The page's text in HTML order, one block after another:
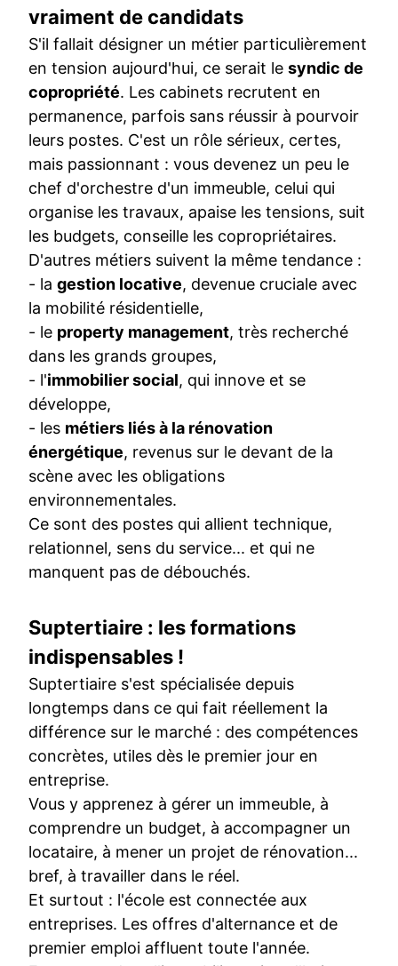
vraiment de candidats
S'il fallait désigner un métier particulièrement
en tension aujourd'hui, ce serait le syndic de
copropriété. Les cabinets recrutent en
permanence, parfois sans réussir à pourvoir
leurs postes. C'est un rôle sérieux, certes,
mais passionnant : vous devenez un peu le
chef d'orchestre d'un immeuble, celui qui
organise les travaux, apaise les tensions, suit
les budgets, conseille les copropriétaires.
D'autres métiers suivent la même tendance :
- la gestion locative, devenue cruciale avec
la mobilité résidentielle,
- le property management, très recherché
dans les grands groupes,
- l'immobilier social, qui innove et se
développe,
- les métiers liés à la rénovation
énergétique, revenus sur le devant de la
scène avec les obligations
environnementales.
Ce sont des postes qui allient technique,
relationnel, sens du service... et qui ne
manquent pas de débouchés.
Suptertiaire : les formations
indispensables !
Suptertiaire s'est spécialisée depuis
longtemps dans ce qui fait réellement la
différence sur le marché : des compétences
concrètes, utiles dès le premier jour en
entreprise.
Vous y apprenez à gérer un immeuble, à
comprendre un budget, à accompagner un
locataire, à mener un projet de rénovation...
bref, à travailler dans le réel.
Et surtout : l'école est connectée aux
entreprises. Les offres d'alternance et de
premier emploi affluent toute l'année.